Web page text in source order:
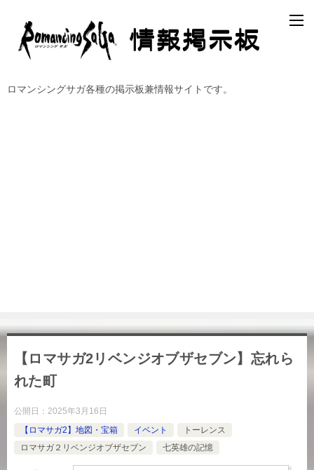
ロマンシングサガ各種の掲示板兼情報サイトです。
【ロマサガ2リベンジオブザセブン】忘れら
れた町
公開日： 2025年3月16日
【ロマサガ2】地図・宝箱
イベント
トーレンス
ロマサガ２リベンジオブザセブン
七英雄の記憶